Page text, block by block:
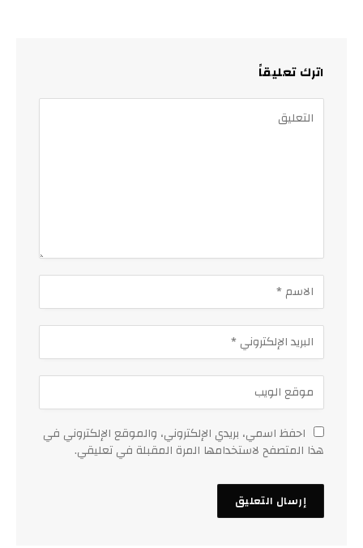
اترك تعليقاً
احفظ اسمي، بريدي الإلكتروني، والموقع الإلكتروني في
هذا المتصفح لاستخدامها المرة المقبلة في تعليقي.